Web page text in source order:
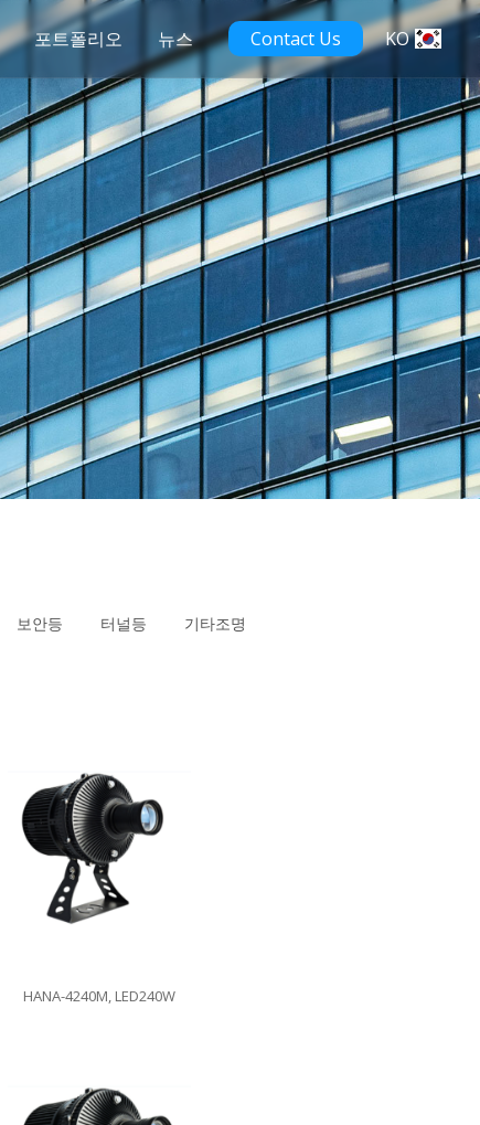
포트폴리오 뉴스 Contact Us KO
보안등 터널등 기타조명
HANA-4240M, LED240W